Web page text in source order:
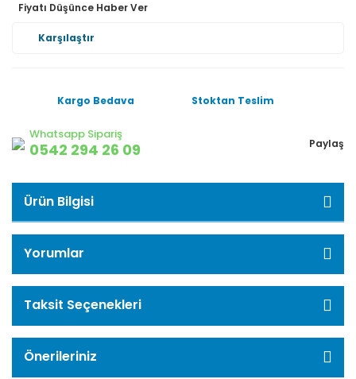
Fiyatı Düşünce Haber Ver
Karşılaştır
Kargo Bedava Stoktan Teslim
Whatsapp Sipariş
0542 294 26 09 Paylaş
Ürün Bilgisi
Yorumlar
Taksit Seçenekleri
Önerileriniz